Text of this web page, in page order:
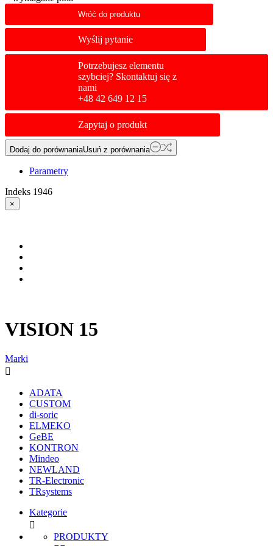
Wróć do produktu
Wyślij pytanie
Potrzebujesz elementu
szybciej? Skontaktuj się z
nami
+48 42 649 12 15
Zapytaj o produkt
Dodaj do porównaniaUsuń z porównania
Parametry
Indeks 1946
×
VISION 15
Marki

ADATA
CUSTOM
di-soric
ELMEKO
GeBE
KONTRON
Mindeo
NEWLAND
TR-Electronic
TRsystems
Kategorie

PRODUKTY